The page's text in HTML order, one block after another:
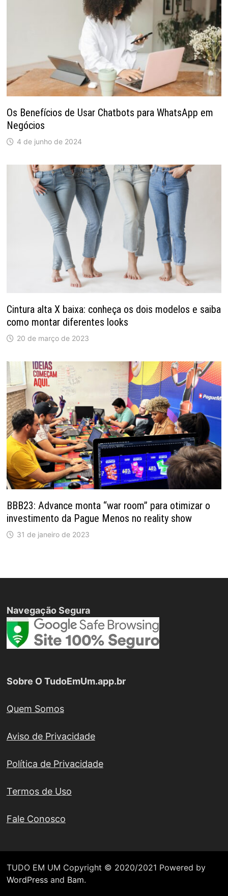
Os Benefícios de Usar Chatbots para WhatsApp em
Negócios
4 de junho de 2024
Cintura alta X baixa: conheça os dois modelos e saiba
como montar diferentes looks
20 de março de 2023
BBB23: Advance monta “war room” para otimizar o
investimento da Pague Menos no reality show
31 de janeiro de 2023
Navegação Segura
Sobre O TudoEmUm.app.br
Quem Somos
Aviso de Privacidade
Política de Privacidade
Termos de Uso
Fale Conosco
TUDO EM UM Copyright © 2020/2021 Powered by
WordPressand Bam.